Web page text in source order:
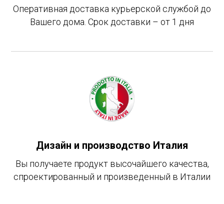
Оперативная доставка курьерской службой до
Вашего дома. Срок доставки – от 1 дня
Дизайн и производство Италия
Вы получаете продукт высочайшего качества,
спроектированный и произведенный в Италии